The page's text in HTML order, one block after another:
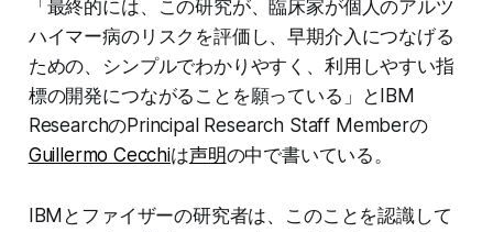
「最終的には、この研究が、臨床家が個人のアルツ
ハイマー病のリスクを評価し、早期介入につなげる
ための、シンプルでわかりやすく、利用しやすい指
標の開発につながることを願っている」とIBM
ResearchのPrincipal Research Staff Memberの
Guillermo Cecchiは声明の中で書いている。
IBMとファイザーの研究者は、このことを認識して